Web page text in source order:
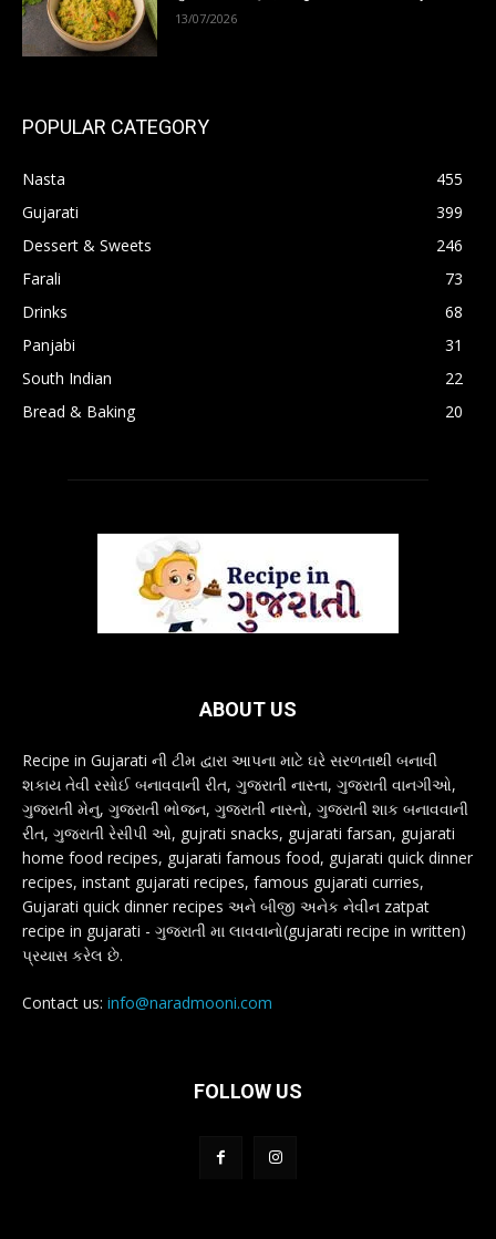
13/07/2026
POPULAR CATEGORY
Nasta
455
Gujarati
399
Dessert & Sweets
246
Farali
73
Drinks
68
Panjabi
31
South Indian
22
Bread & Baking
20
ABOUT US
Recipe in Gujarati ની ટીમ દ્વારા આપના માટે ઘરે સરળતાથી બનાવી
શકાય તેવી રસોઈ બનાવવાની રીત, ગુજરાતી નાસ્તા, ગુજરાતી વાનગીઓ,
ગુજરાતી મેનુ, ગુજરાતી ભોજન, ગુજરાતી નાસ્તો, ગુજરાતી શાક બનાવવાની
રીત, ગુજરાતી રેસીપી ઓ, gujrati snacks, gujarati farsan, gujarati
home food recipes, gujarati famous food, gujarati quick dinner
recipes, instant gujarati recipes, famous gujarati curries,
Gujarati quick dinner recipes અને બીજી અનેક નેવીન zatpat
recipe in gujarati - ગુજરાતી મા લાવવાનો(gujarati recipe in written)
પ્રયાસ કરેલ છે.
Contact us: info@naradmooni.com
FOLLOW US